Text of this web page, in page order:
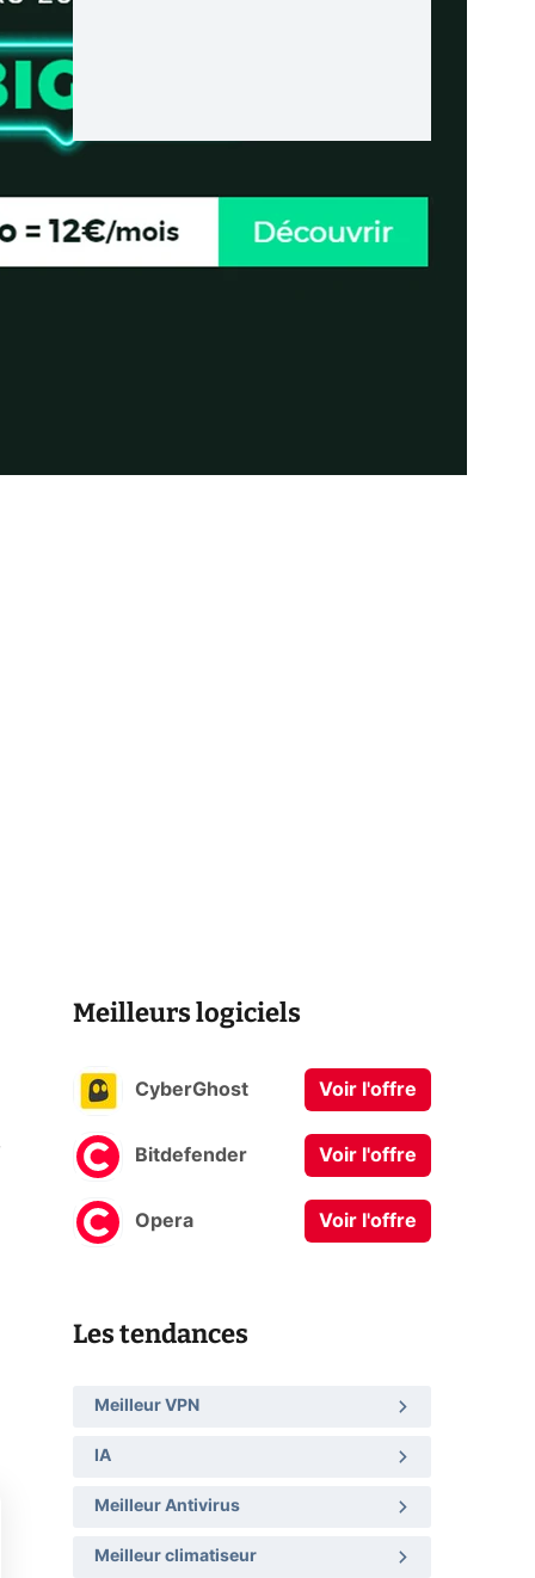
Meilleurs logiciels
CyberGhost Voir l'offre
Bitdefender Voir l'offre
Opera Voir l'offre
Les tendances
Meilleur VPN
IA
Meilleur Antivirus
Meilleur climatiseur